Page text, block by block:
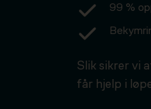
99 %
Slik sikrer vi
får hjelp i